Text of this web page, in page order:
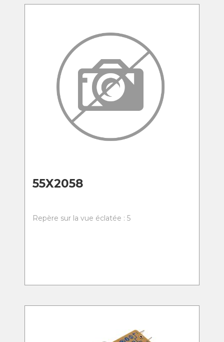
55X2058
Repère sur la vue éclatée : 5